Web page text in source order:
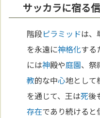
サッカラに宿る
階段ピラミッドは、
を永遠に神格化する
には神殿や庭園、祭
教的な中心地として
を通じて、王は死後
存在であり続ける